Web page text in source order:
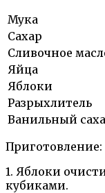
Мука
Сахар
Сливочное
Яйца
Яблоки
Разрыхлитель
Ванильный
Приготовление:
1. Яблоки
кубиками.